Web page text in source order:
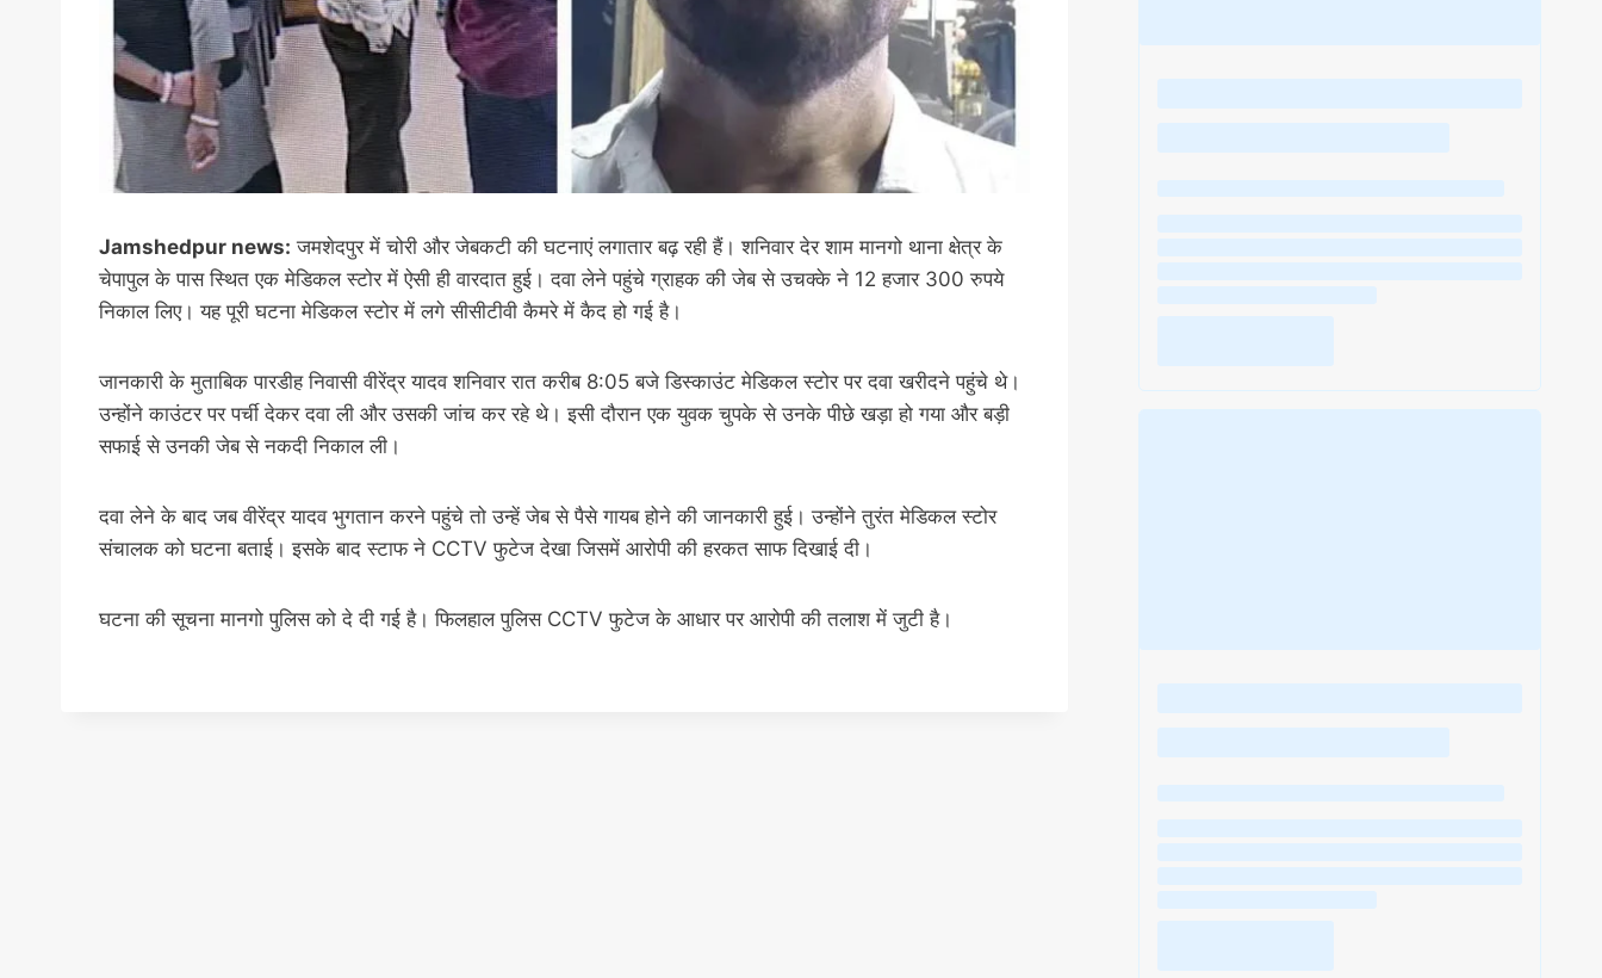
Jamshedpur news: जमशेदपुर में चोरी और जेबकटी की घटनाएं लगातार बढ़ रही हैं। शनिवार देर शाम मानगो थाना क्षेत्र के
चेपापुल के पास स्थित एक मेडिकल स्टोर में ऐसी ही वारदात हुई। दवा लेने पहुंचे ग्राहक की जेब से उचक्के ने 12 हजार 300 रुपये
निकाल लिए। यह पूरी घटना मेडिकल स्टोर में लगे सीसीटीवी कैमरे में कैद हो गई है।
जानकारी के मुताबिक पारडीह निवासी वीरेंद्र यादव शनिवार रात करीब 8:05 बजे डिस्काउंट मेडिकल स्टोर पर दवा खरीदने पहुंचे थे।
उन्होंने काउंटर पर पर्ची देकर दवा ली और उसकी जांच कर रहे थे। इसी दौरान एक युवक चुपके से उनके पीछे खड़ा हो गया और बड़ी
सफाई से उनकी जेब से नकदी निकाल ली।
दवा लेने के बाद जब वीरेंद्र यादव भुगतान करने पहुंचे तो उन्हें जेब से पैसे गायब होने की जानकारी हुई। उन्होंने तुरंत मेडिकल स्टोर
संचालक को घटना बताई। इसके बाद स्टाफ ने CCTV फुटेज देखा जिसमें आरोपी की हरकत साफ दिखाई दी।
घटना की सूचना मानगो पुलिस को दे दी गई है। फिलहाल पुलिस CCTV फुटेज के आधार पर आरोपी की तलाश में जुटी है।